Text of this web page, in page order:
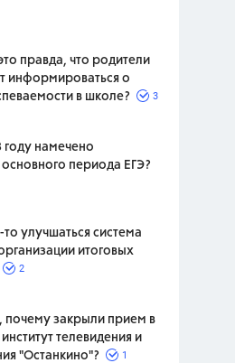
правда, что родители
информироваться о
в школе?
3
году намечено
периода ЕГЭ?
то улучшаться система
итоговых
2
почему закрыли прием в
телевидения и
"Останкино"?
1